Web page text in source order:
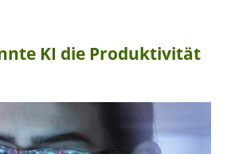
KI die Produktivität